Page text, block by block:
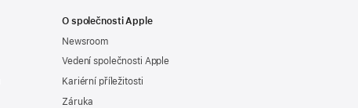
O společnosti Apple
Newsroom
Vedení společnosti Apple
Kariérní příležitosti
Záruka